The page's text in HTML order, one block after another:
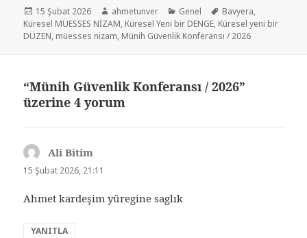
15 Şubat 2026 ahmetunver Genel Bavyera,
Küresel MÜESSES NİZAM, Küresel Yeni bir DENGE, Küresel yeni bir
DÜZEN, müesses nizam, Münih Güvenlik Konferansı / 2026
“Münih Güvenlik Konferansı / 2026”
üzerine 4 yorum
Ali Bitim
ki:
15 Şubat 2026, 21:11
Ahmet kardeşim yüregine saglık
YANITLA